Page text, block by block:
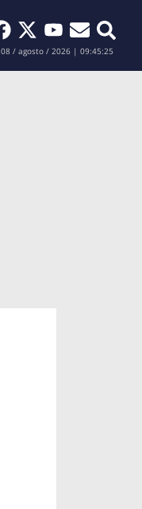
Buscar
08 / agosto / 2026 | 09:45:26